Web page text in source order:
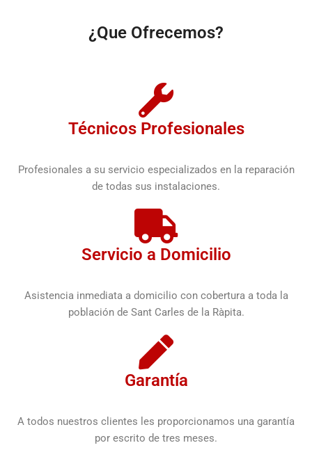
¿Que Ofrecemos?
Técnicos Profesionales
Profesionales a su servicio especializados en la reparación
de todas sus instalaciones.
Servicio a Domicilio
Asistencia inmediata a domicilio con cobertura a toda la
población de Sant Carles de la Ràpita.
Garantía
A todos nuestros clientes les proporcionamos una garantía
por escrito de tres meses.